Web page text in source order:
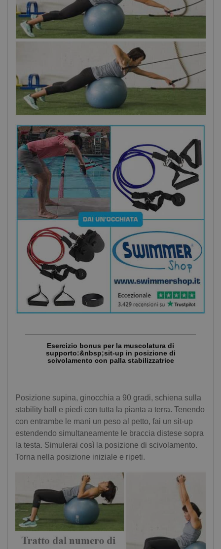
Esercizio bonus per la muscolatura di
supporto:&nbsp;sit-up in posizione di
scivolamento con palla stabilizzatrice
Posizione supina, ginocchia a 90 gradi, schiena sulla
stability ball e piedi con tutta la pianta a terra. Tenendo
con entrambe le mani un peso al petto, fai un sit-up
estendendo simultaneamente le braccia distese sopra
la testa. Simulerai così la posizione di scivolamento.
Torna nella posizione iniziale e ripeti.
Scarica subito GRATUITAMENTE l'ebook
"Allenarsi con gli elastici a secco"Scarica l'Ebook
Gratuito
Non mostrare più questo messaggio